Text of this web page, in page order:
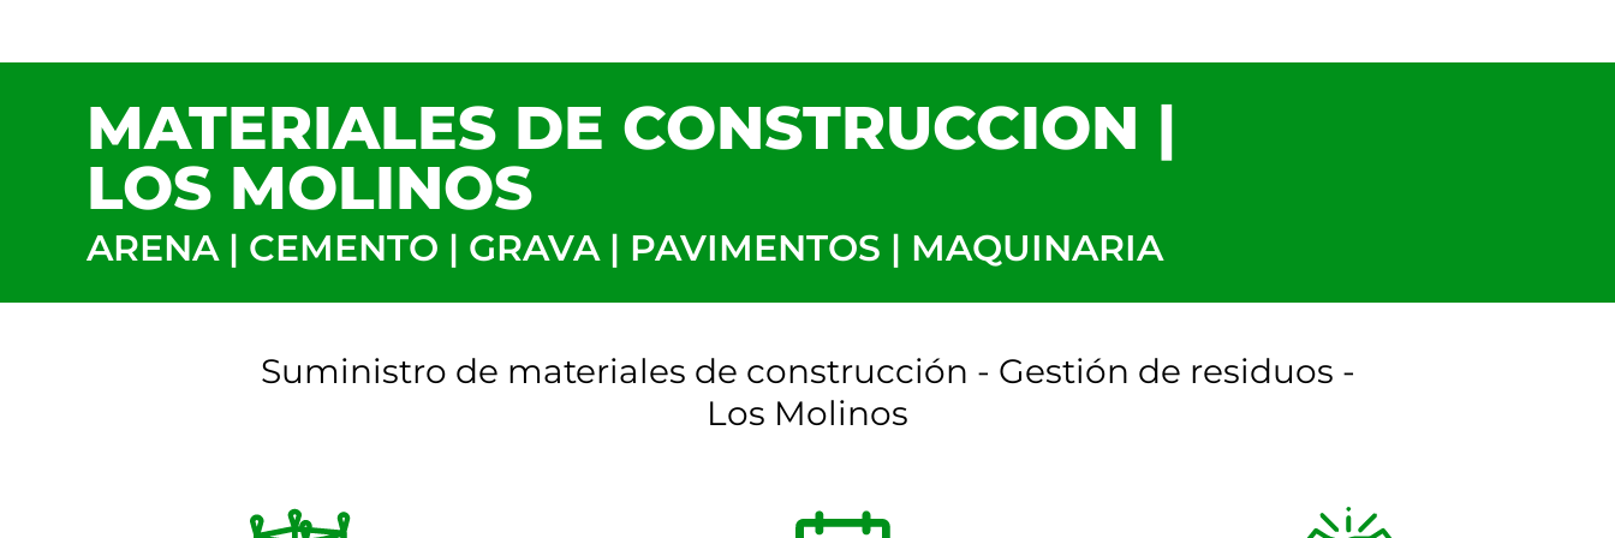
MATERIALES DE CONSTRUCCION |
LOS MOLINOS
ARENA | CEMENTO | GRAVA | PAVIMENTOS | MAQUINARIA
Suministro de materiales de construcción - Gestión de residuos -
Los Molinos